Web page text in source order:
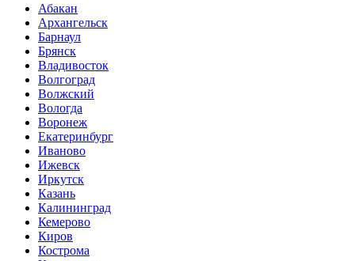
Абакан
Архангельск
Барнаул
Брянск
Владивосток
Волгоград
Волжский
Вологда
Воронеж
Екатеринбург
Иваново
Ижевск
Иркутск
Казань
Калининград
Кемерово
Киров
Кострома